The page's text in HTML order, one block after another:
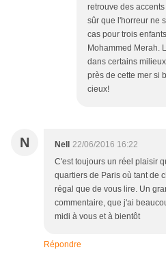
retrouve des
sûr que l'horreur ne
cas pour trois
Mohammed Merah.
dans certains
près de cette mer si
cieux!
N Nell
22/06/2016 16:22
C'est toujours un réel plaisir
quartiers de Paris où tant de
régal que de vous lire. Un
commentaire, que j'ai
midi à vous et à bientôt
Répondre